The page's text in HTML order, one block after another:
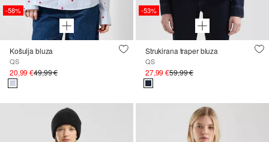
-58%
Košulja bluza
QS
20,99 €49,99 €
-53%
Strukirana traper bluza
QS
27,99 €59,99 €